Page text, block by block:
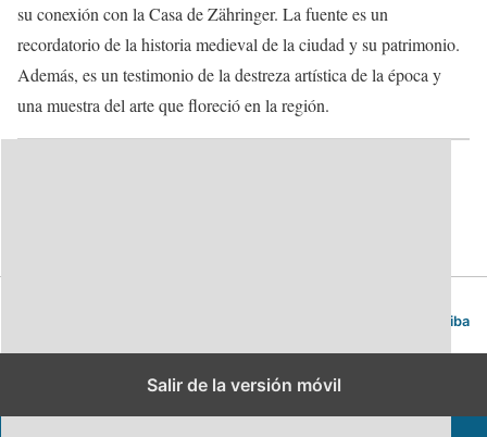
su conexión con la Casa de Zähringer. La fuente es un
recordatorio de la historia medieval de la ciudad y su patrimonio.
Además, es un testimonio de la destreza artística de la época y
una muestra del arte que floreció en la región.
Volver arriba
Salir de la versión móvil